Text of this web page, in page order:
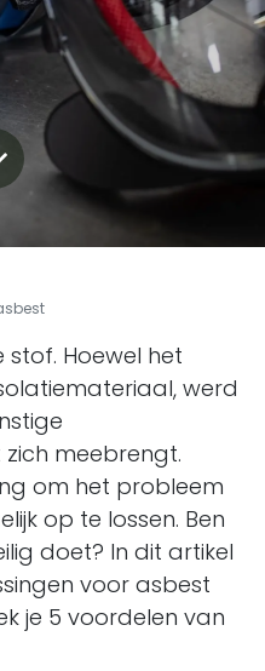
stof. Hoewel het
werd
zich meebrengt.
om het probleem
op te lossen. Ben
doet? In dit artikel
voor asbest
je 5 voordelen van